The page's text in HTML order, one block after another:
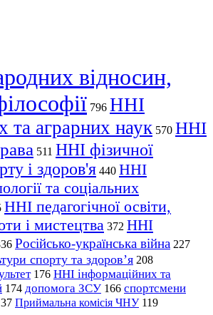
відносин,
796 ННІ
та аграрних наук 570 ННІ
511 ННІ фізичної
і здоров'я 440 ННІ
та соціальних
ННІ педагогічної освіти,
і мистецтва 372 ННІ
Російсько-українська війна 227
спорту та здоров’я 208
176 ННІ інформаційних та
174 допомога ЗСУ 166 спортсмени
Приймальна комісія ЧНУ 119